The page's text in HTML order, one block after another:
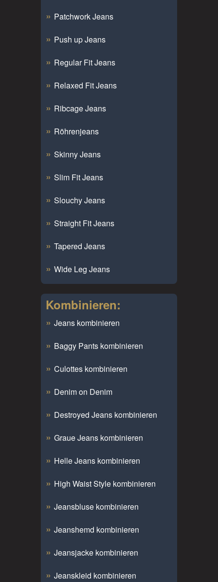
Patchwork Jeans
Push up Jeans
Regular Fit Jeans
Relaxed Fit Jeans
Ribcage Jeans
Röhrenjeans
Skinny Jeans
Slim Fit Jeans
Slouchy Jeans
Straight Fit Jeans
Tapered Jeans
Wide Leg Jeans
Kombinieren:
Jeans kombinieren
Baggy Pants kombinieren
Culottes kombinieren
Denim on Denim
Destroyed Jeans kombinieren
Graue Jeans kombinieren
Helle Jeans kombinieren
High Waist Style kombinieren
Jeansbluse kombinieren
Jeanshemd kombinieren
Jeansjacke kombinieren
Jeanskleid kombinieren